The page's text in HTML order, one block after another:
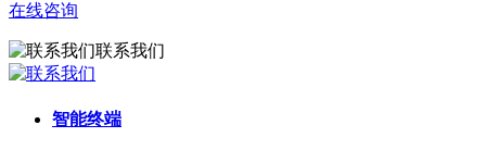
在线咨询
联系我们
智能终端